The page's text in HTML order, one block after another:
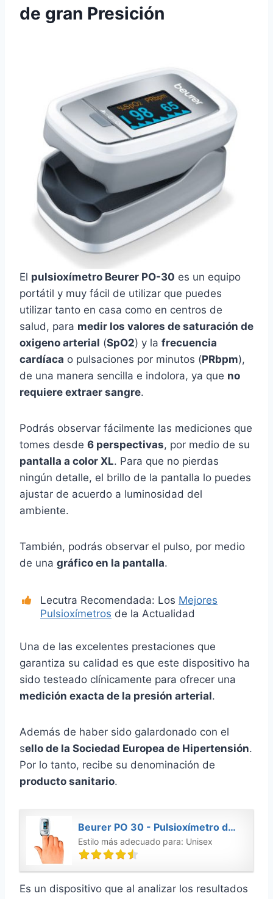
de gran Presición
El pulsioxímetro Beurer PO-30 es un equipo
portátil y muy fácil de utilizar que puedes
utilizar tanto en casa como en centros de
salud, para medir los valores de saturación de
oxigeno arterial (SpO2) y la frecuencia
cardíaca o pulsaciones por minutos (PRbpm),
de una manera sencilla e indolora, ya que no
requiere extraer sangre.
Podrás observar fácilmente las mediciones que
tomes desde 6 perspectivas, por medio de su
pantalla a color XL. Para que no pierdas
ningún detalle, el brillo de la pantalla lo puedes
ajustar de acuerdo a luminosidad del
ambiente.
También, podrás observar el pulso, por medio
de una gráfico en la pantalla.
Lecutra Recomendada: Los Mejores
Pulsioxímetros de la Actualidad
Una de las excelentes prestaciones que
garantiza su calidad es que este dispositivo ha
sido testeado clínicamente para ofrecer una
medición exacta de la presión arterial.
Además de haber sido galardonado con el
sello de la Sociedad Europea de Hipertensión.
Por lo tanto, recibe su denominación de
producto sanitario.
Beurer PO 30 - Pulsioxímetro de dedo para la medición de la saturación de oxigeno en la sangre y el pulso, 61 x 36 x 32 mm, 57 gr, color blanco y plata
Estilo más adecuado para: Unisex
Es un dispositivo que al analizar los resultados